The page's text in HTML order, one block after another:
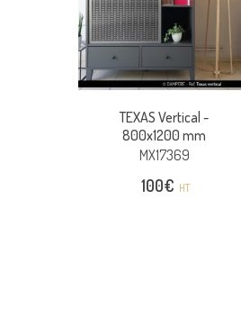
TEXAS Vertical -
800x1200 mm
MX17369
100€ HT